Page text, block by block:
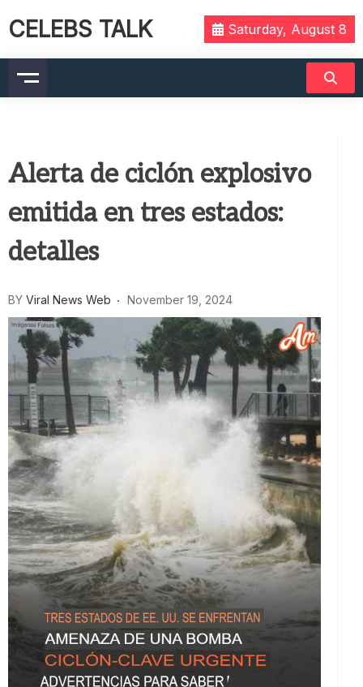
CELEBS TALK Saturday, August 8
Alerta de ciclón explosivo
emitida en tres estados:
detalles
BY Viral News Web November 19, 2024